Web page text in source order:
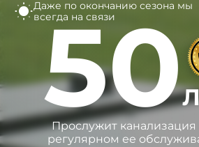
Даже по окончанию сезона мы
всегда на связи
50
Прослужит
регулярном ее